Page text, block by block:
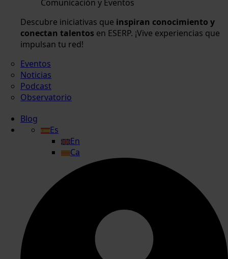
Comunicación y Eventos
Descubre iniciativas que inspiran conocimiento y
conectan talentos en ESERP. ¡Vive experiencias que
impulsan tu red!
Eventos
Noticias
Podcast
Observatorio
Blog
Es
En
Ca